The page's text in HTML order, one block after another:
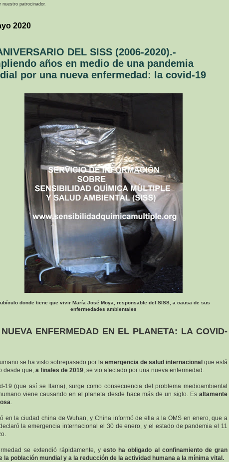
nuestro patrocinador.
2020
DEL SISS (2006-2020).-
años en medio de una pandemia
por una nueva enfermedad: la covid-19
donde tiene que vivir María José Moya, responsable del SISS, a causa de sus
enfermedades ambientales
ENFERMEDAD EN EL PLANETA: LA COVID-
se ha visto sobrepasado por la emergencia de salud internacional que está
desde que, a finales de 2019, se vio afectado por una nueva enfermedad.
19 (que así se llama), surge como consecuencia del problema medioambiental
viene causando en el planeta desde hace más de un siglo. Es altamente
.
en la ciudad china de Wuhan, y China informó de ella a la OMS en enero, que a
la emergencia internacional el 30 de enero, y el estado de pandemia el 11
se extendió rápidamente, y esto ha obligado al confinamiento de gran
la población mundial y a la reducción de la actividad humana a la mínima vital.